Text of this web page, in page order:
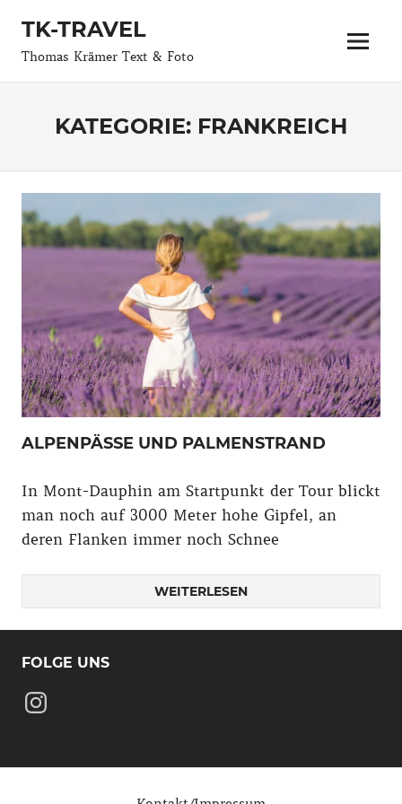
Inhalt
springen
TK-TRAVEL
Thomas Krämer Text & Foto Menü
KATEGORIE: FRANKREICH
ALPENPÄSSE UND PALMENSTRAND
In Mont-Dauphin am Startpunkt der Tour blickt
man noch auf 3000 Meter hohe Gipfel, an
deren Flanken immer noch Schnee
WEITERLESEN
FOLGE UNS
Instagram